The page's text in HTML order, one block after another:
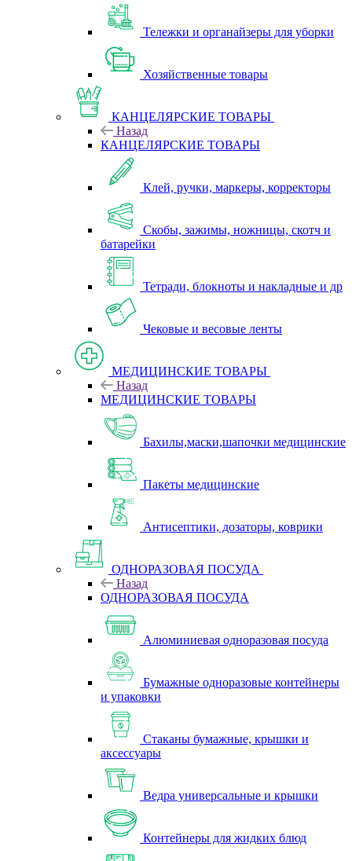
Тележки и органайзеры для уборки
Хозяйственные товары
КАНЦЕЛЯРСКИЕ ТОВАРЫ
Назад
КАНЦЕЛЯРСКИЕ ТОВАРЫ
Клей, ручки, маркеры, корректоры
Скобы, зажимы, ножницы, скотч и
батарейки
Тетради, блокноты и накладные и др
Чековые и весовые ленты
МЕДИЦИНСКИЕ ТОВАРЫ
Назад
МЕДИЦИНСКИЕ ТОВАРЫ
Бахилы,маски,шапочки медицинские
Пакеты медицинские
Антисептики, дозаторы, коврики
ОДНОРАЗОВАЯ ПОСУДА
Назад
ОДНОРАЗОВАЯ ПОСУДА
Алюминиевая одноразовая посуда
Бумажные одноразовые контейнеры
и упаковки
Стаканы бумажные, крышки и
аксессуары
Ведра универсальные и крышки
Контейнеры для жидких блюд